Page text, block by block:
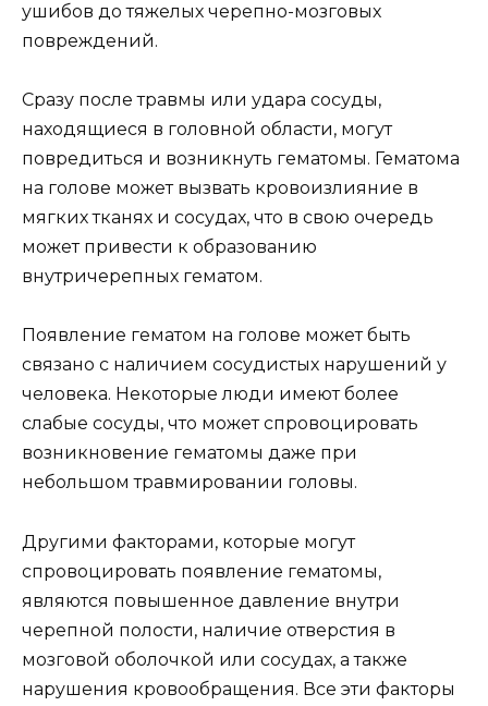
ушибов до тяжелых черепно-мозговых
повреждений.
Сразу после травмы или удара сосуды,
находящиеся в головной области, могут
повредиться и возникнуть гематомы. Гематома
на голове может вызвать кровоизлияние в
мягких тканях и сосудах, что в свою очередь
может привести к образованию
внутричерепных гематом.
Появление гематом на голове может быть
связано с наличием сосудистых нарушений у
человека. Некоторые люди имеют более
слабые сосуды, что может спровоцировать
возникновение гематомы даже при
небольшом травмировании головы.
Другими факторами, которые могут
спровоцировать появление гематомы,
являются повышенное давление внутри
черепной полости, наличие отверстия в
мозговой оболочкой или сосудах, а также
нарушения кровообращения. Все эти факторы